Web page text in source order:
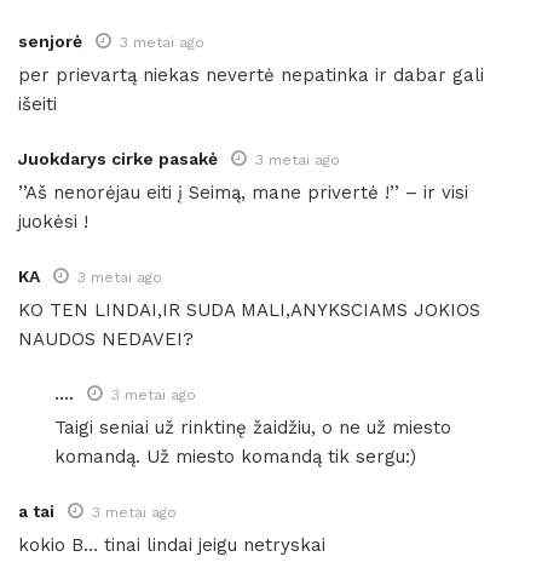
senjorė 3 metai ago
per prievartą niekas nevertė nepatinka ir dabar gali
išeiti
Juokdarys cirke pasakė 3 metai ago
’’Aš nenorėjau eiti į Seimą, mane privertė !’’ – ir visi
juokėsi !
KA 3 metai ago
KO TEN LINDAI,IR SUDA MALI,ANYKSCIAMS JOKIOS
NAUDOS NEDAVEI?
.... 3 metai ago
Taigi seniai už rinktinę žaidžiu, o ne už miesto
komandą. Už miesto komandą tik sergu:)
a tai 3 metai ago
kokio B… tinai lindai jeigu netryskai